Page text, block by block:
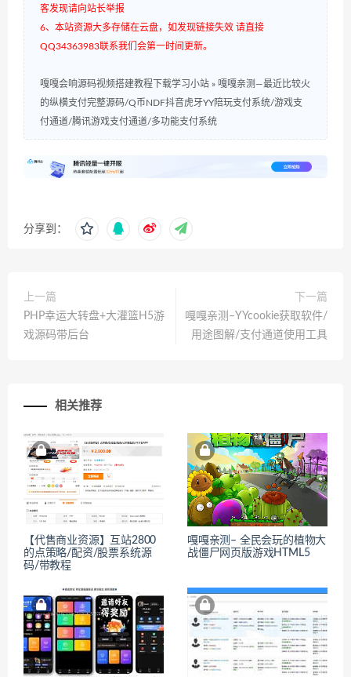
客发现请向站长举报
6、本站资源大多存储在云盘，如发现链接失效 请直接
QQ34363983联系我们会第一时间更新。
嘎嘎会响源码视频搭建教程下载学习小站 » 嘎嘎亲测—最近比较火
的纵横支付完整源码/Q币NDF抖音虎牙YY陪玩支付系统/游戏支
付通道/腾讯游戏支付通道/多功能支付系统
分享到：
上一篇
PHP幸运大转盘+大灌篮H5游
戏源码带后台
下一篇
嘎嘎亲测–YYcookie获取软件/
用途图解/支付通道使用工具
相关推荐
【代售商业资源】互站2800
的点策略/配资/股票系统源
码/带教程
嘎嘎亲测– 全民会玩的植物大
战僵尸网页版游戏HTML5